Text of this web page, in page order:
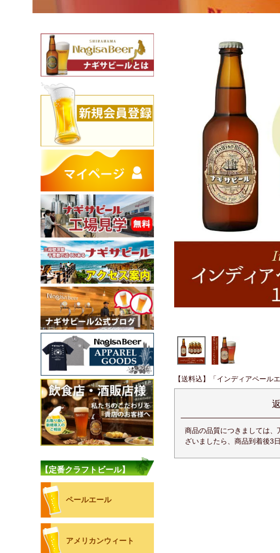
【定番クラフトビール】
ペールエール
アメリカンウィート
【送料込】「インディアペー
商品の品質につきましては
ざいましたら、商品到着後3